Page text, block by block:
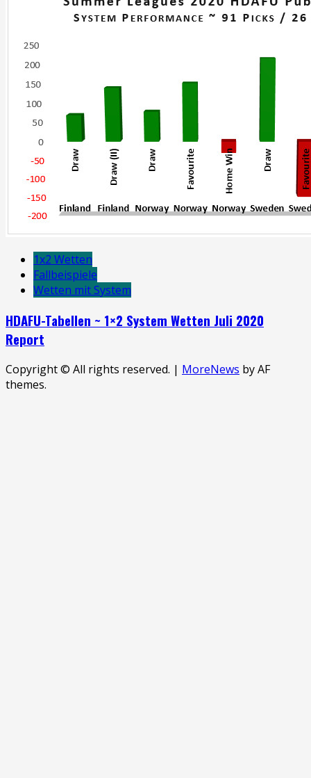
1x2 Wetten
Fallbeispiele
Wetten mit System
HDAFU-Tabellen ~ 1×2 System Wetten Juli 2020
Report
Copyright © All rights reserved. | MoreNews by AF
themes.